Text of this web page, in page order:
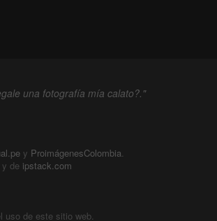
una fotografía mía calato?."
y ProimágenesColombia.
y de ipstack.com
uso de este sitio web.